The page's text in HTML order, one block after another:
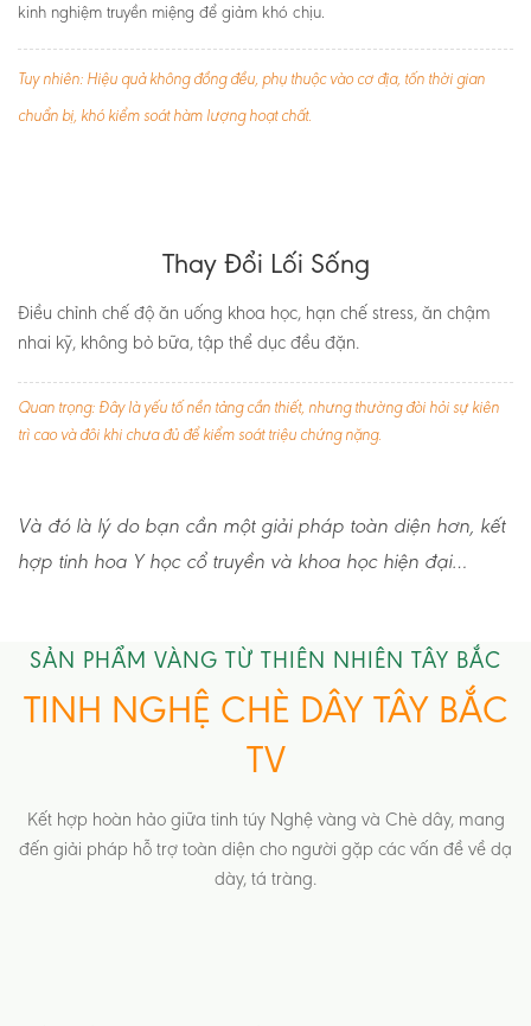
kinh nghiệm truyền miệng để giảm khó chịu.
Tuy nhiên: Hiệu quả không đồng đều, phụ thuộc vào cơ địa, tốn thời gian
chuẩn bị, khó kiểm soát hàm lượng hoạt chất.
Thay Đổi Lối Sống
Điều chỉnh chế độ ăn uống khoa học, hạn chế stress, ăn chậm
nhai kỹ, không bỏ bữa, tập thể dục đều đặn.
Quan trọng: Đây là yếu tố nền tảng cần thiết, nhưng thường đòi hỏi sự kiên
trì cao và đôi khi chưa đủ để kiểm soát triệu chứng nặng.
Và đó là lý do bạn cần một giải pháp toàn diện hơn, kết
hợp tinh hoa Y học cổ truyền và khoa học hiện đại…
SẢN PHẨM VÀNG TỪ THIÊN NHIÊN TÂY BẮC
TINH NGHỆ CHÈ DÂY TÂY BẮC
TV
Kết hợp hoàn hảo giữa tinh túy Nghệ vàng và Chè dây, mang
đến giải pháp hỗ trợ toàn diện cho người gặp các vấn đề về dạ
dày, tá tràng.